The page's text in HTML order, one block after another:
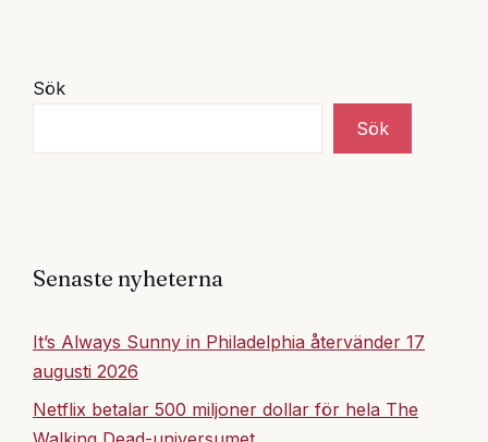
Sök
Sök
Senaste nyheterna
It’s Always Sunny in Philadelphia återvänder 17
augusti 2026
Netflix betalar 500 miljoner dollar för hela The